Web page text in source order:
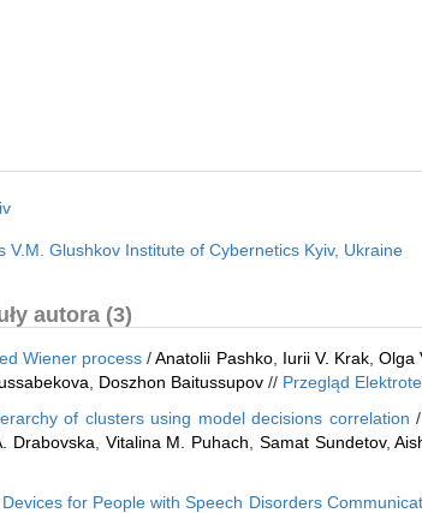
Glushkov Institute of Cybernetics Kyiv, Ukraine
autora (3)
Wiener process /Anatolii Pashko, Iurii V. Krak,Olga
Doszhon Baitussupov // Przegląd
of clusters using model decisions correlation /
Drabovska Vitalina M. Puhach Samat Sundetov,
for People with Speech Disorders